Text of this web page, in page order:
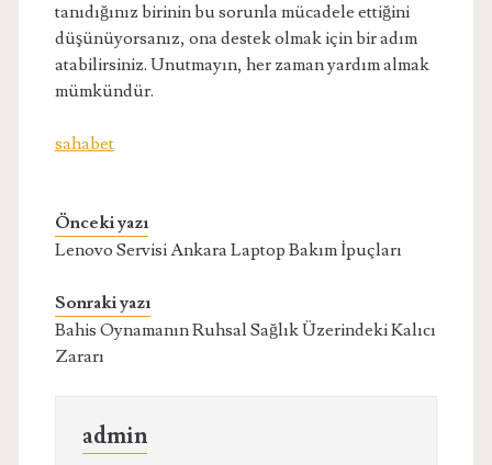
tanıdığınız birinin bu sorunla mücadele ettiğini
düşünüyorsanız, ona destek olmak için bir adım
atabilirsiniz. Unutmayın, her zaman yardım almak
mümkündür.
sahabet
Önceki yazı
Lenovo Servisi Ankara Laptop Bakım İpuçları
Sonraki yazı
Bahis Oynamanın Ruhsal Sağlık Üzerindeki Kalıcı
Zararı
admin